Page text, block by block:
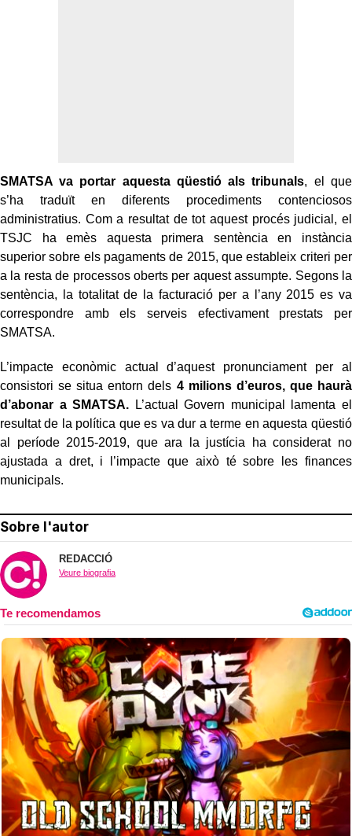
SMATSA va portar aquesta qüestió als tribunals, el que
s’ha traduït en diferents procediments contenciosos
administratius. Com a resultat de tot aquest procés judicial, el
TSJC ha emès aquesta primera sentència en instància
superior sobre els pagaments de 2015, que estableix criteri per
a la resta de processos oberts per aquest assumpte. Segons la
sentència, la totalitat de la facturació per a l’any 2015 es va
correspondre amb els serveis efectivament prestats per
SMATSA.
L’impacte econòmic actual d’aquest pronunciament per al
consistori se situa entorn dels 4 milions d’euros, que haurà
d’abonar a SMATSA. L’actual Govern municipal lamenta el
resultat de la política que es va dur a terme en aquesta qüestió
al període 2015-2019, que ara la justícia ha considerat no
ajustada a dret, i l’impacte que això té sobre les finances
municipals.
Sobre l'autor
REDACCIÓ
Veure biografia